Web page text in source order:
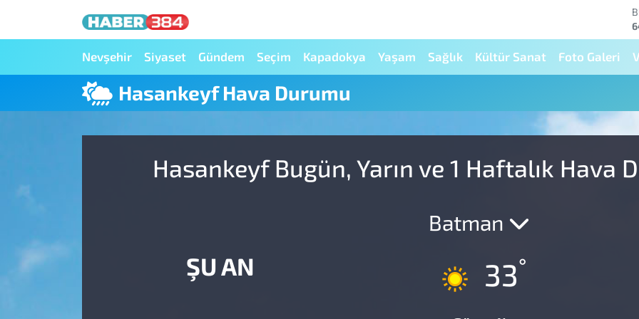
Nevşehir Siyaset Gündem Seçim Kapadokya Yaşam Sağlık Kültür Sanat Foto Galeri
Hasankeyf Hava Durumu
Hasankeyf Bugün, Yarın ve 1 Haftalık Hava
ŞU AN
Batman
33°
Nöbetçi Eczaneler
Hava Durumu
Süper Lig Puan Durumu ve Fikstür